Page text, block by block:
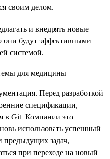
своим делом.
и внедрять новые
они будут эффективными
системой.
Перед разработкой
спецификации,
в Git. Компании это
использовать успешный
задач,
при переходе на новый